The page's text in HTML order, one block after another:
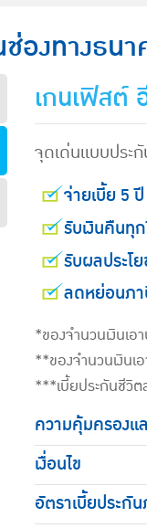
งทางธน
เกนเฟิสต์
จุดเด่นแบบประ
จ่ายเบี้ย 5 ปี
รับเงินคืนทุ
รับผลประโ
ลดหย่อนภ
*ของจำนวนเงินเ
**ของจำนวนเงิ
***เบี้ยประกันชีวิ
ความคุ้มครองแ
เงื่อนไข
อัตราเบี้ยประกั